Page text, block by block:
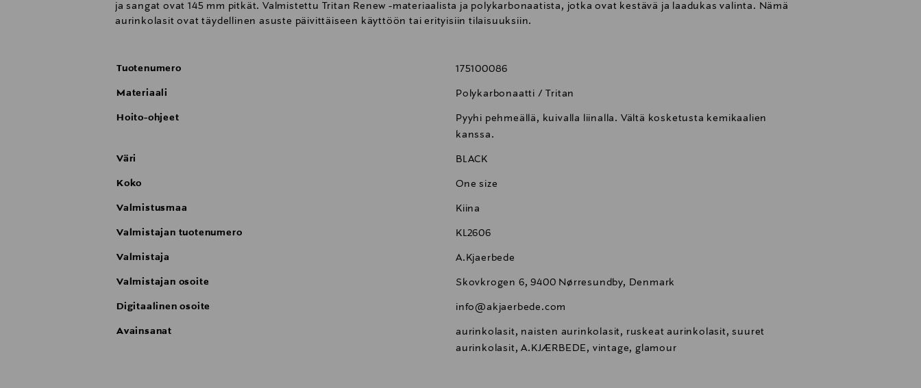
ja sangat ovat 145 mm pitkät. Valmistettu Tritan Renew -materiaalista ja polykarbonaatista, jotka ovat kestävä ja laadukas valinta. Nämä
aurinkolasit ovat täydellinen asuste päivittäiseen käyttöön tai erityisiin tilaisuuksiin.
Tuotenumero 175100086
Materiaali Polykarbonaatti / Tritan
Hoito-ohjeet
Pyyhi pehmeällä, kuivalla liinalla. Vältä kosketusta kemikaalien
kanssa.
Väri BLACK
Koko One size
Valmistusmaa Kiina
Valmistajan tuotenumero KL2606
Valmistaja A.Kjaerbede
Valmistajan osoite Skovkrogen 6, 9400 Nørresundby, Denmark
Digitaalinen osoite info@akjaerbede.com
Avainsanat
aurinkolasit, naisten aurinkolasit, ruskeat aurinkolasit, suuret
aurinkolasit, A.KJÆRBEDE, vintage, glamour